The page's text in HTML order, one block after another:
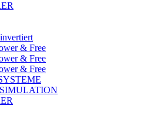
& Free
& Free
& Free